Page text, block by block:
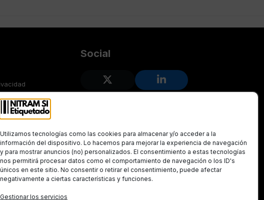
Utilizamos tecnologías como las cookies para almacenar y/o acceder a la
información del dispositivo. Lo hacemos para mejorar la experiencia de navegación
y para mostrar anuncios (no) personalizados. El consentimiento a estas tecnologías
nos permitirá procesar datos como el comportamiento de navegación o los ID's
únicos en este sitio. No consentir o retirar el consentimiento, puede afectar
negativamente a ciertas características y funciones.
Gestionar los servicios
Social
Twitter
(deprecated)
LinkedIn